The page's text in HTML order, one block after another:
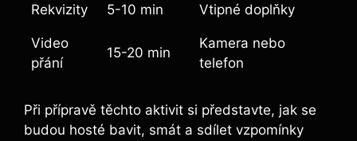
Rekvizity 5-10 min Vtipné doplňky
Video
přání
15-20 min
Kamera nebo
telefon
Při přípravě těchto aktivit si představte, jak se
budou hosté bavit, smát ‍a sdílet vzpomínky